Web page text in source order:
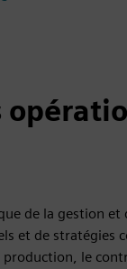
de la gestion
et de stratégies
le